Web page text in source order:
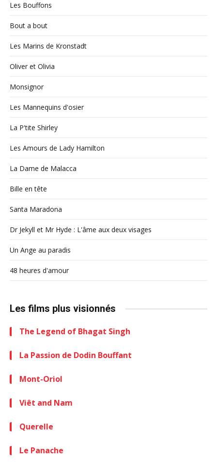
Les Bouffons
Bout a bout
Les Marins de Kronstadt
Oliver et Olivia
Monsignor
Les Mannequins d'osier
La P'tite Shirley
Les Amours de Lady Hamilton
La Dame de Malacca
Bille en tête
Santa Maradona
Dr Jekyll et Mr Hyde : L'âme aux deux visages
Un Ange au paradis
48 heures d'amour
Les films plus visionnés
The Legend of Bhagat Singh
La Passion de Dodin Bouffant
Mont-Oriol
Viêt and Nam
Querelle
Le Panache